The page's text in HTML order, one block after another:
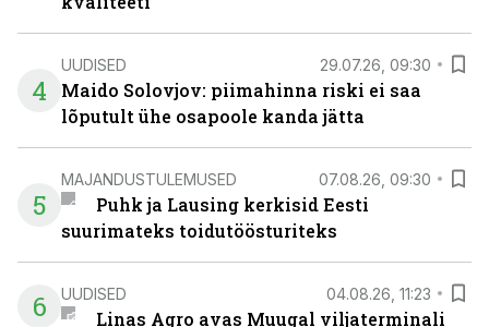
4
UUDISED 29.07.26, 09:30
Maido Solovjov: piimahinna riski ei saa
lõputult ühe osapoole kanda jätta
5
MAJANDUSTULEMUSED 07.08.26, 09:30
Puhk ja Lausing kerkisid Eesti
suurimateks toidutöösturiteks
6 UUDISED 04.08.26, 11:23
Linas Agro avas Muugal viljaterminali